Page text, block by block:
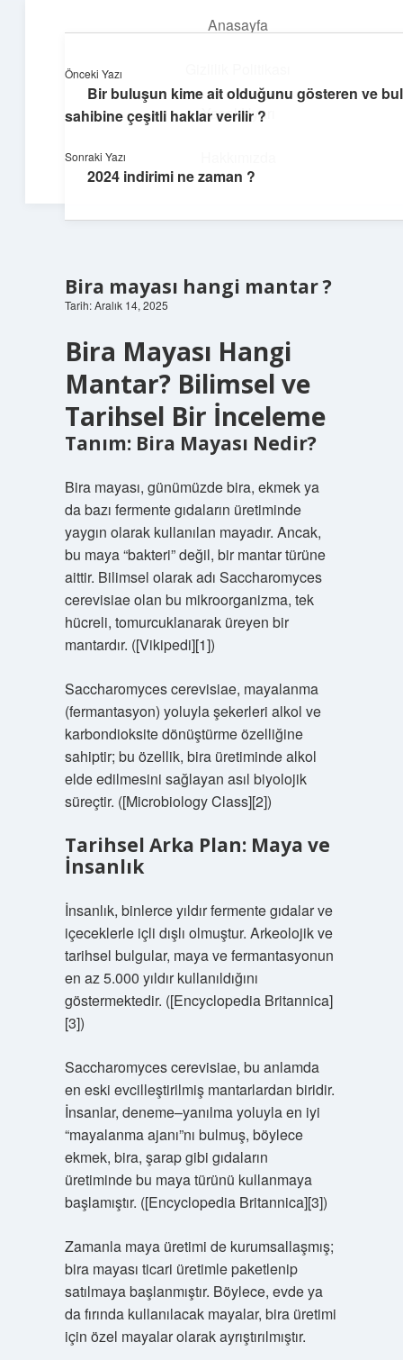
Anasayfa
Yasal Uyarı
Neşeli Bilgi Durağı
Bira mayası hangi mantar ?
Tarih: Aralık 14, 2025
Bira Mayası Hangi
Mantar? Bilimsel ve
Tarihsel Bir İnceleme
Tanım: Bira Mayası Nedir?
Bira mayası, günümüzde bira, ekmek ya
da bazı fermente gıdaların üretiminde
yaygın olarak kullanılan mayadır. Ancak,
bu maya “bakteri” değil, bir mantar türüne
aittir. Bilimsel olarak adı Saccharomyces
cerevisiae olan bu mikroorganizma, tek
hücreli, tomurcuklanarak üreyen bir
mantardır. ([Vikipedi][1])
Saccharomyces cerevisiae, mayalanma
(fermantasyon) yoluyla şekerleri alkol ve
karbondioksite dönüştürme özelliğine
sahiptir; bu özellik, bira üretiminde alkol
elde edilmesini sağlayan asıl biyolojik
süreçtir. ([Microbiology Class][2])
Tarihsel Arka Plan: Maya ve
İnsanlık
İnsanlık, binlerce yıldır fermente gıdalar ve
içeceklerle içli dışlı olmuştur. Arkeolojik ve
tarihsel bulgular, maya ve fermantasyonun
en az 5.000 yıldır kullanıldığını
göstermektedir. ([Encyclopedia Britannica]
[3])
Saccharomyces cerevisiae, bu anlamda
en eski evcilleştirilmiş mantarlardan biridir.
İnsanlar, deneme–yanılma yoluyla en iyi
“mayalanma ajanı”nı bulmuş, böylece
ekmek, bira, şarap gibi gıdaların
üretiminde bu maya türünü kullanmaya
başlamıştır. ([Encyclopedia Britannica][3])
Zamanla maya üretimi de kurumsallaşmış;
bira mayası ticari üretimle paketlenip
satılmaya başlanmıştır. Böylece, evde ya
da fırında kullanılacak mayalar, bira üretimi
için özel mayalar olarak ayrıştırılmıştır.
Önceki Yazı
Bir buluşun kime ait olduğunu gösteren ve
sahibine çeşitli haklar verilir ?
Sonraki Yazı
2024 indirimi ne zaman ?